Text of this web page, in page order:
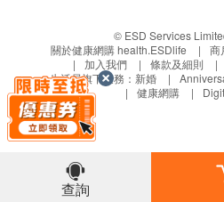
服用方法
可室溫或加熱食用。如需加熱,
座暖或在移除扭蓋後, 放入微
36個月。
純淨水、有機米、紅豆、紅皮
查詢
© ESD Services
關於健康網購 health.ESDlife
商
加入我們
條款及細則
生活易旗下業務： 新婚
健康網購